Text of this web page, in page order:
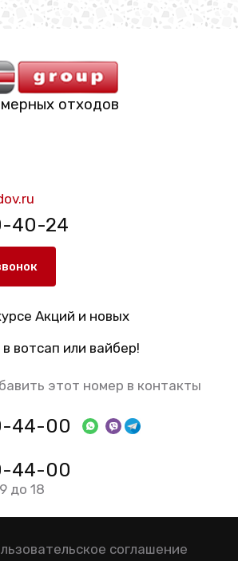
отходов
40-24
Акций и новых
вотсап или вайбер!
этот номер в контакты
44-00
44-00
до 18
соглашение